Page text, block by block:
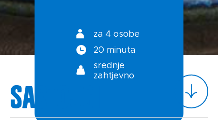
za 4 osobe
20 minuta
srednje
zahtjevno
Sastojci